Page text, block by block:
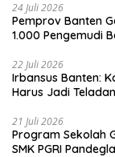
24 Juli 2026
Pemprov Banten
1.000 Pengemudi
22 Juli 2026
Irbansus Banten:
Harus Jadi
21 Juli 2026
Program Sekolah
SMK PGRI